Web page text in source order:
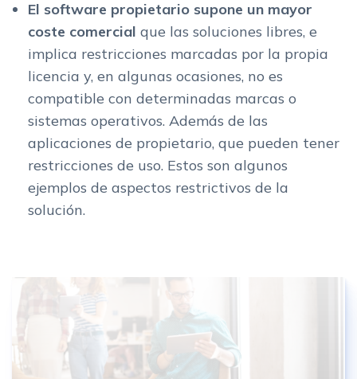
El software propietario supone un mayor
coste comercial que las soluciones libres, e
implica restricciones marcadas por la propia
licencia y, en algunas ocasiones, no es
compatible con determinadas marcas o
sistemas operativos. Además de las
aplicaciones de propietario, que pueden tener
restricciones de uso. Estos son algunos
ejemplos de aspectos restrictivos de la
solución.